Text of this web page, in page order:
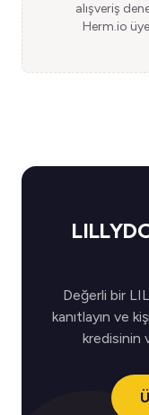
alışveriş
Herm.io
Değerli bir
kanıtlayın ve
kredisinin